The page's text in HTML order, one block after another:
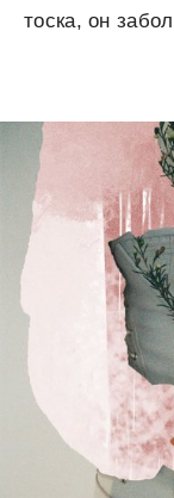
тоска, он